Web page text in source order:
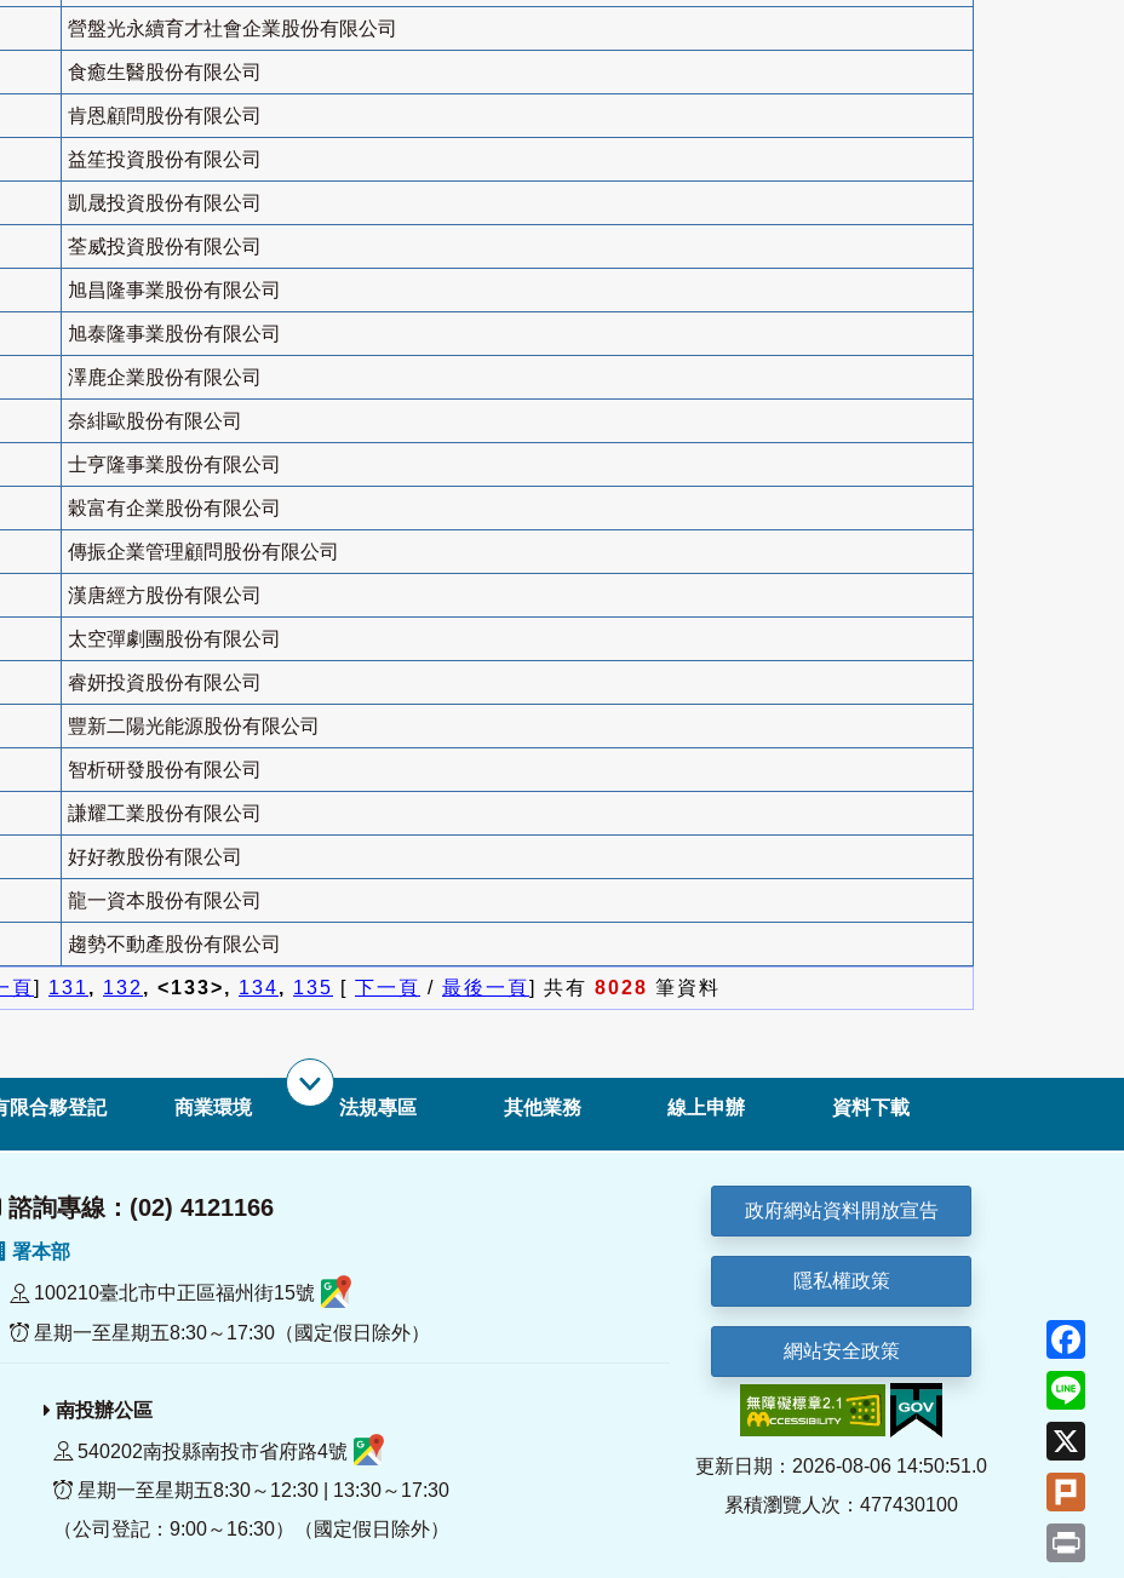
營盤光永續育才社會企業股份有限公司
食癒生醫股份有限公司
肯恩顧問股份有限公司
益笙投資股份有限公司
凱晟投資股份有限公司
荃威投資股份有限公司
旭昌隆事業股份有限公司
旭泰隆事業股份有限公司
澤鹿企業股份有限公司
奈緋歐股份有限公司
士亨隆事業股份有限公司
穀富有企業股份有限公司
傳振企業管理顧問股份有限公司
漢唐經方股份有限公司
太空彈劇團股份有限公司
睿妍投資股份有限公司
豐新二陽光能源股份有限公司
智析研發股份有限公司
謙耀工業股份有限公司
好好教股份有限公司
龍一資本股份有限公司
趨勢不動產股份有限公司
頁] 131, 132, <133>, 134, 135 [ 下一頁 / 最後一頁] 共有 8028 筆資料
限合夥登記 商業環境 法規專區 其他業務 線上申辦 資料下載
諮詢專線：(02) 4121166
署本部
100210臺北市中正區福州街15號
星期一至星期五8:30～17:30（國定假日除外）
南投辦公區
540202南投縣南投市省府路4號
星期一至星期五8:30～12:30 | 13:30～17:30
（公司登記：9:00～16:30）（國定假日除外）
政府網站資料開放宣告
隱私權政策
網站安全政策
更新日期：2026-08-06 14:50:51.0
累積瀏覽人次：477430100